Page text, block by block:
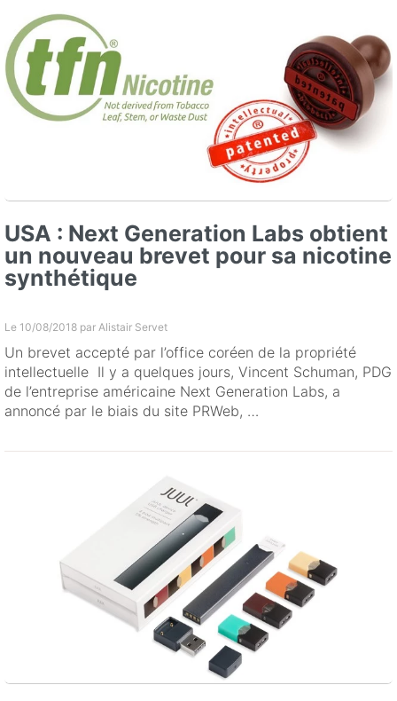
USA : Next Generation Labs obtient
un nouveau brevet pour sa nicotine
synthétique
Le 10/08/2018 par Alistair Servet
Un brevet accepté par l’office coréen de la propriété
intellectuelle Il y a quelques jours, Vincent Schuman, PDG
de l’entreprise américaine Next Generation Labs, a
annoncé par le biais du site PRWeb, …